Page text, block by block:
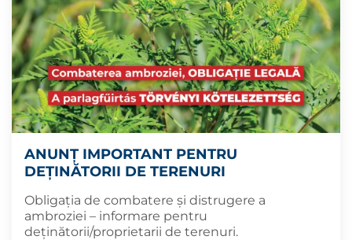
ANUNȚ IMPORTANT PENTRU
DEȚINĂTORII DE TERENURI
Obligația de combatere și distrugere a
ambroziei – informare pentru
deținătorii/proprietarii de terenuri.